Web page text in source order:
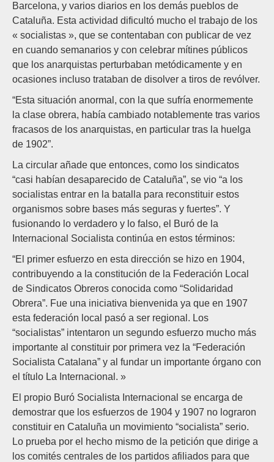
Barcelona, y varios diarios en los demás pueblos de
Cataluña. Esta actividad dificultó mucho el trabajo de los
« socialistas », que se contentaban con publicar de vez
en cuando semanarios y con celebrar mítines públicos
que los anarquistas perturbaban metódicamente y en
ocasiones incluso trataban de disolver a tiros de revólver.
“Esta situación anormal, con la que sufría enormemente
la clase obrera, había cambiado notablemente tras varios
fracasos de los anarquistas, en particular tras la huelga
de 1902”.
La circular añade que entonces, como los sindicatos
“casi habían desaparecido de Cataluña”, se vio “a los
socialistas entrar en la batalla para reconstituir estos
organismos sobre bases más seguras y fuertes”. Y
fusionando lo verdadero y lo falso, el Buró de la
Internacional Socialista continúa en estos términos:
“El primer esfuerzo en esta dirección se hizo en 1904,
contribuyendo a la constitución de la Federación Local
de Sindicatos Obreros conocida como “Solidaridad
Obrera”. Fue una iniciativa bienvenida ya que en 1907
esta federación local pasó a ser regional. Los
“socialistas” intentaron un segundo esfuerzo mucho más
importante al constituir por primera vez la “Federación
Socialista Catalana” y al fundar un importante órgano con
el título La Internacional. »
El propio Buró Socialista Internacional se encarga de
demostrar que los esfuerzos de 1904 y 1907 no lograron
constituir en Cataluña un movimiento “socialista” serio.
Lo prueba por el hecho mismo de la petición que dirige a
los comités centrales de los partidos afiliados para que